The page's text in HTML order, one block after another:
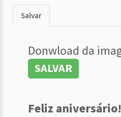
Salvar
Donwload da
SALVAR
Feliz